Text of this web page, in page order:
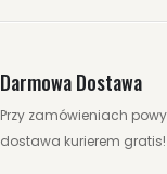
Darmowa Dostawa
Przy zamówieniach
dostawa kurierem gratis!